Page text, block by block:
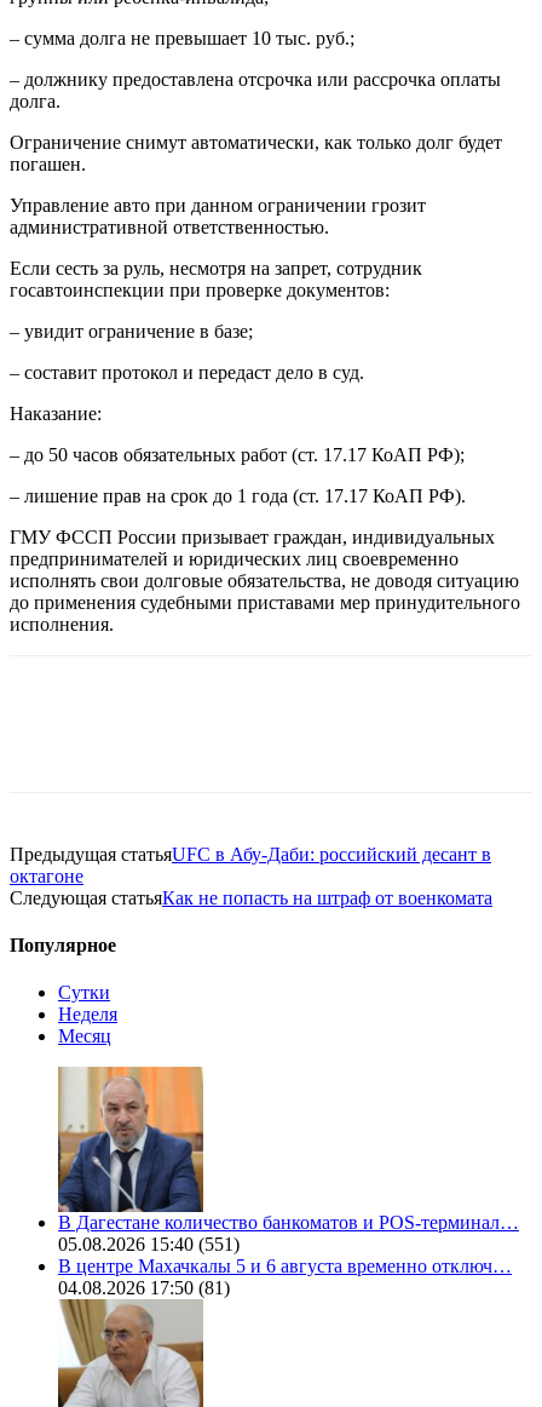
– сумма долга не превышает 10 тыс. руб.;
– должнику предоставлена отсрочка или рассрочка оплаты
долга.
Ограничение снимут автоматически, как только долг будет
погашен.
Управление авто при данном ограничении грозит
административной ответственностью.
Если сесть за руль, несмотря на запрет, сотрудник
госавтоинспекции при проверке документов:
– увидит ограничение в базе;
– составит протокол и передаст дело в суд.
Наказание:
– до 50 часов обязательных работ (ст. 17.17 КоАП РФ);
– лишение прав на срок до 1 года (ст. 17.17 КоАП РФ).
ГМУ ФССП России призывает граждан, индивидуальных
предпринимателей и юридических лиц своевременно
исполнять свои долговые обязательства, не доводя ситуацию
до применения судебными приставами мер принудительного
исполнения.
Предыдущая статьяUFC в Абу-Даби: российский десант в
октагоне
Следующая статьяКак не попасть на штраф от военкомата
Популярное
Сутки
Неделя
Месяц
В Дагестане количество банкоматов и POS-терминал…
05.08.2026 15:40 (551)
В центре Махачкалы 5 и 6 августа временно отключ…
04.08.2026 17:50 (81)